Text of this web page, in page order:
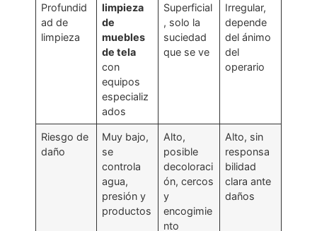
Profundid
ad de
limpieza
limpieza
de
muebles
de tela
con
equipos
especializ
ados
Superficial
, solo la
suciedad
que se ve
Irregular,
depende
del ánimo
del
operario
Riesgo de
daño
Muy bajo,
se
controla
agua,
presión y
productos
Alto,
posible
decoloraci
ón, cercos
y
encogimie
nto
Alto, sin
responsa
bilidad
clara ante
daños